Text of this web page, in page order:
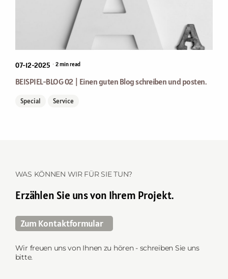
07-12-2025 • 2min read
BEISPIEL-BLOG 02 | Einen guten Blog schreiben und posten.
Special Service
WAS KÖNNEN WIR FÜR SIE TUN?
Erzählen Sie uns von Ihrem Projekt.
Zum Kontaktformular
Wir freuen uns von Ihnen zu hören - schreiben Sie uns
bitte.